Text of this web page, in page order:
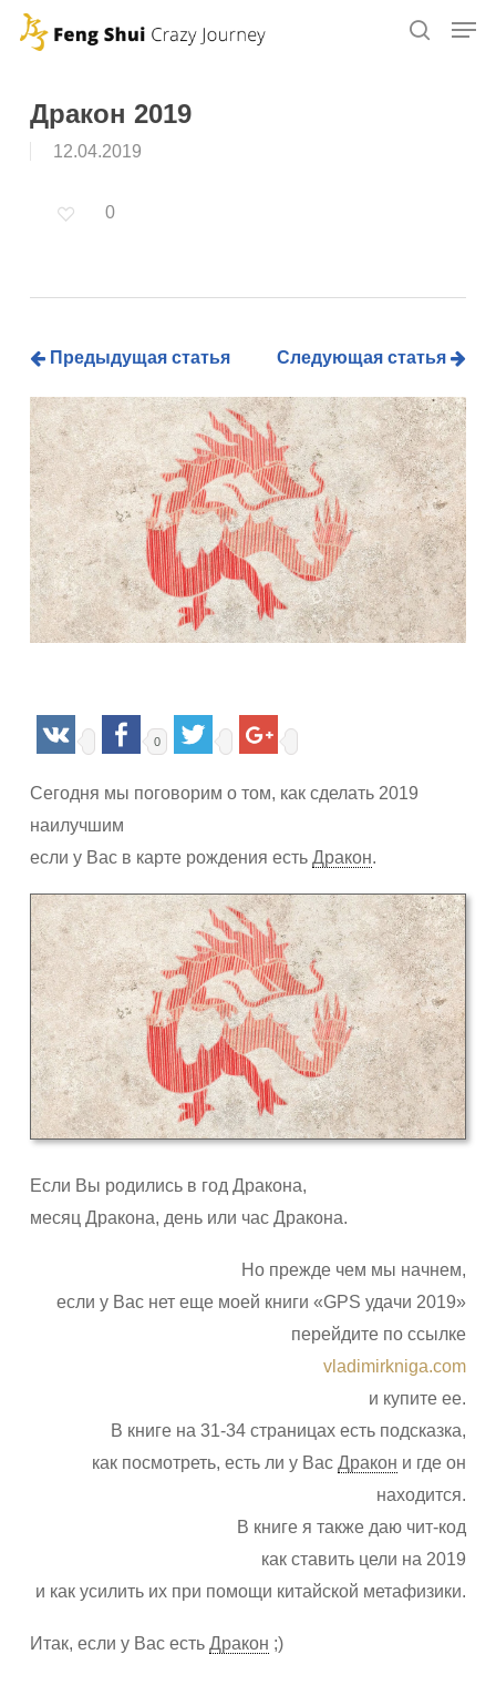
Skip
contentДракон 2019
12.04.2019
0
Предыдущая статья Следующая статья
0
Сегодня мы поговорим о том, как сделать 2019
наилучшим
если у Вас в карте рождения есть Дракон.
Если Вы родились в год Дракона,
месяц Дракона, день или час Дракона.
Но прежде чем мы начнем,
если у Вас нет еще моей книги «GPS удачи 2019»
перейдите по ссылке
vladimirkniga.com
и купите ее.
В книге на 31-34 страницах есть подсказка,
как посмотреть, есть ли у ВасДракон и где он
находится.
В книге я также даю чит-код
как ставить цели на 2019
и как усилить их при помощи китайской метафизики.
Итак, если у Вас есть Дракон ;)